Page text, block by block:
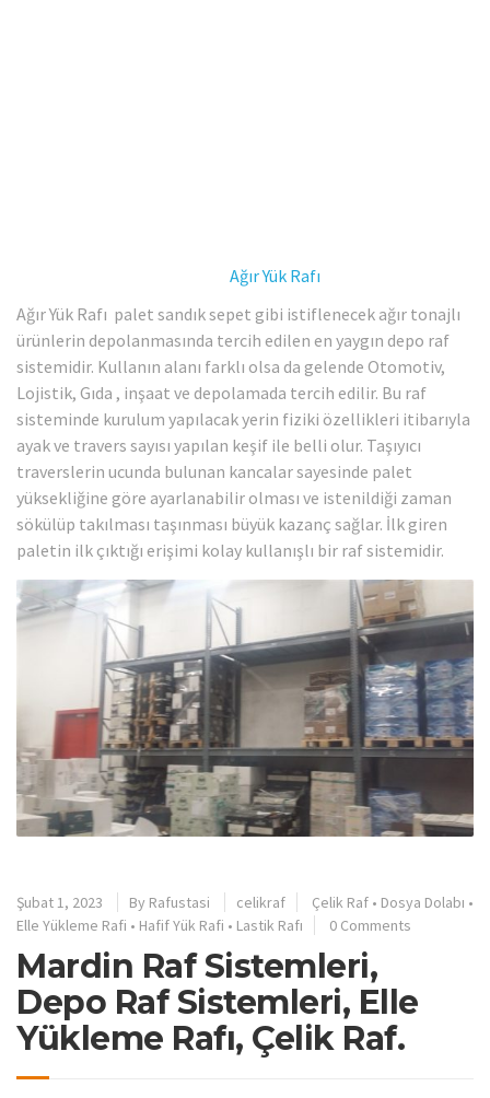
Ağır Yük Rafı
Ağır Yük Rafı palet sandık sepet gibi istiflenecek ağır tonajlı
ürünlerin depolanmasında tercih edilen en yaygın depo raf
sistemidir. Kullanın alanı farklı olsa da gelende Otomotiv,
Lojistik, Gıda , inşaat ve depolamada tercih edilir. Bu raf
sisteminde kurulum yapılacak yerin fiziki özellikleri itibarıyla
ayak ve travers sayısı yapılan keşif ile belli olur. Taşıyıcı
traverslerin ucunda bulunan kancalar sayesinde palet
yüksekliğine göre ayarlanabilir olması ve istenildiği zaman
sökülüp takılması taşınması büyük kazanç sağlar. İlk giren
paletin ilk çıktığı erişimi kolay kullanışlı bir raf sistemidir.
Şubat 1, 2023 By Rafustasi celikraf Çelik Raf • Dosya Dolabı •
Elle Yükleme Rafi • Hafif Yük Rafi • Lastik Rafı 0 Comments
Mardin Raf Sistemleri,
Depo Raf Sistemleri, Elle
Yükleme Rafı, Çelik Raf.